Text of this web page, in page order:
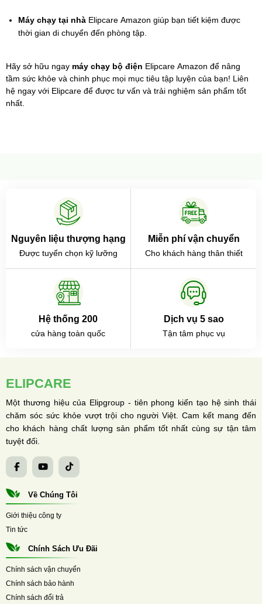
Máy chạy tại nhà Elipcare Amazon giúp bạn tiết kiệm được
thời gian di chuyển đến phòng tập.
Hãy sở hữu ngay máy chạy bộ điện Elipcare Amazon để nâng
tầm sức khỏe và chinh phục mọi mục tiêu tập luyện của bạn! Liên
hệ ngay với Elipcare để được tư vấn và trải nghiệm sản phẩm tốt
nhất.
Nguyên liệu thượng hạng
Được tuyển chọn kỹ lưỡng
Miễn phí vận chuyển
Cho khách hàng thân thiết
Hệ thống 200
cửa hàng toàn quốc
Dịch vụ 5 sao
Tận tâm phục vụ
ELIPCARE
Một thương hiệu của Elipgroup - tiên phong kiến tạo hệ sinh thái
chăm sóc sức khỏe vượt trội cho người Việt. Cam kết mang đến
cho khách hàng chất lượng sản phẩm tốt nhất cùng sự tận tâm
tuyệt đối.
Về Chúng Tôi
Giới thiệu công ty
Tin tức
Chính Sách Ưu Đãi
Chính sách vận chuyển
Chính sách bảo hành
Chính sách đổi trả